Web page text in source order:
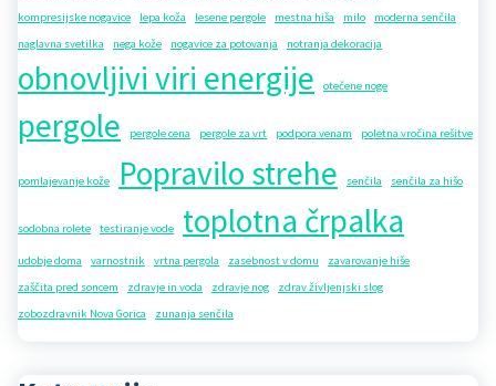
kompresijske nogavice
lepa koža lesene pergole mestna hiša milo
moderna senčila
naglavna svetilka
nega kože nogavice za potovanja notranja dekoracija
obnovljivi viri energije otečene noge
pergole pergole cena pergole za vrt podpora venam poletna vročina rešitve
pomlajevanje kože Popravilo strehe senčila senčila za hišo
sodobna rolete testiranje vode toplotna črpalka
udobje doma varnostnik vrtna pergola zasebnost v domu
zavarovanje hiše
zaščita pred soncem
zdravje in voda zdravje nog
zdrav življenjski slog
zobozdravnik Nova Gorica
zunanja senčila